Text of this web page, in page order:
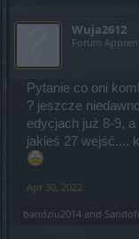
Wuja2612
Forum
Pytanie co oni
? jeszcze
edycjach już 8-9,
jakieś 27 wejść....
Apr 30, 2022
bandziu2014 and